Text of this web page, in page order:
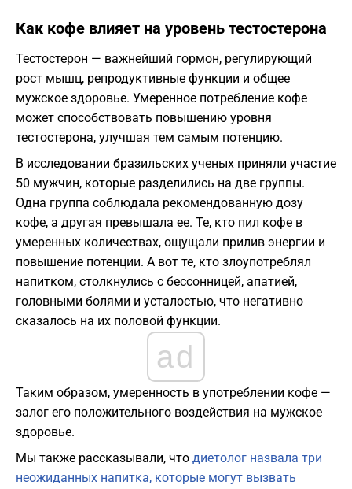
Как кофе влияет на уровень тестостерона
Тестостерон — важнейший гормон, регулирующий
рост мышц, репродуктивные функции и общее
мужское здоровье. Умеренное потребление кофе
может способствовать повышению уровня
тестостерона, улучшая тем самым потенцию.
В исследовании бразильских ученых приняли участие
50 мужчин, которые разделились на две группы.
Одна группа соблюдала рекомендованную дозу
кофе, а другая превышала ее. Те, кто пил кофе в
умеренных количествах, ощущали прилив энергии и
повышение потенции. А вот те, кто злоупотреблял
напитком, столкнулись с бессонницей, апатией,
головными болями и усталостью, что негативно
сказалось на их половой функции.
ad
Таким образом, умеренность в употреблении кофе —
залог его положительного воздействия на мужское
здоровье.
Мы также рассказывали, что диетолог назвала три
неожиданных напитка, которые могут вызвать